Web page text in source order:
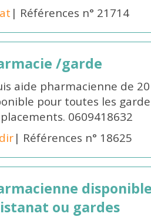
| Références n° 21714
/garde
aide pharmacienne de
pour toutes les
0609418632
| Références n° 18625
ou gardes